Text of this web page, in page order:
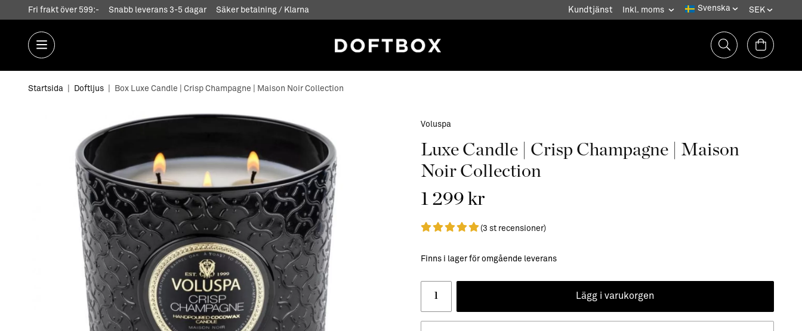
Fri frakt över 599:- Snabb leverans 3-5 dagar Säker betalning / Klarna Kundtjänst
Startsida Doftljus Box Luxe Candle | Crisp Champagne | Maison Noir Collection
Voluspa
Luxe Candle | Crisp Champagne | Maison
Noir Collection
1 299 kr
(3 st recensioner)
Finns i lager för omgående leverans
Lägg i varukorgen